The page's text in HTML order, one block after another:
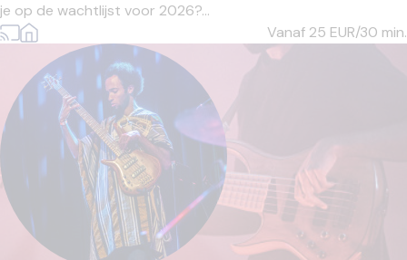
je op de wachtlijst voor 2026?...
Vanaf 25 EUR/30 min.